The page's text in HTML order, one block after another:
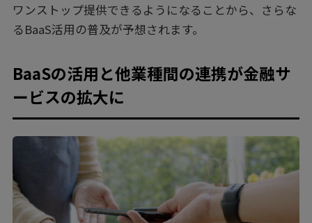
ワンストップ提供できるようになることから、さらな
るBaaS活用の普及が予想されます。
BaaSの活用と他業種間の連携が金融サ
ービスの拡大に